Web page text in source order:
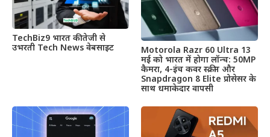
TechBiz9 भारत की तेजी से
उभरती Tech News वेबसाइट
Motorola Razr 60 Ultra 13
मई को भारत में होगा लॉन्च: 50MP
कैमरा, 4-इंच कवर स्क्रीन और
Snapdragon 8 Elite प्रोसेसर के
साथ धमाकेदार वापसी